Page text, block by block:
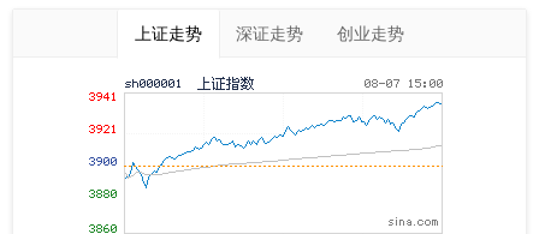
上证走势 深证走势 创业走势